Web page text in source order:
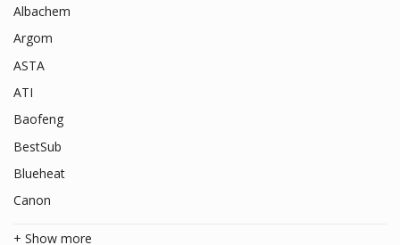
Albachem
Argom
ASTA
ATI
Baofeng
BestSub
Blueheat
Canon
+ Show more